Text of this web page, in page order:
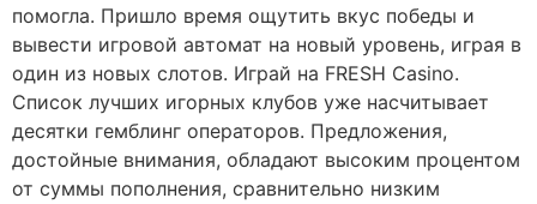
помогла. Пришло время ощутить вкус победы и
вывести игровой автомат на новый уровень, играя в
один из новых слотов. Играй на FRESH Casino.
Список лучших игорных клубов уже насчитывает
десятки гемблинг операторов. Предложения,
достойные внимания, обладают высоким процентом
от суммы пополнения, сравнительно низким